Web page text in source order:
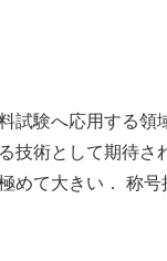
試験へ応用する領
技術として期待さ
めて大きい． 称